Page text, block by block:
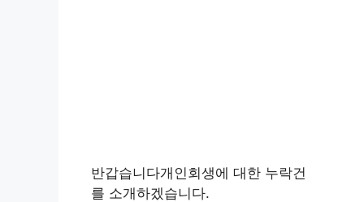
반갑습니다개인회생에 대한 누락건
를 소개하겠습니다.